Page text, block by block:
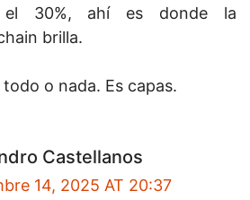
el 30%, ahí es donde la
brilla.
todo o nada. Es capas.
Castellanos
14, 2025 AT 20:37